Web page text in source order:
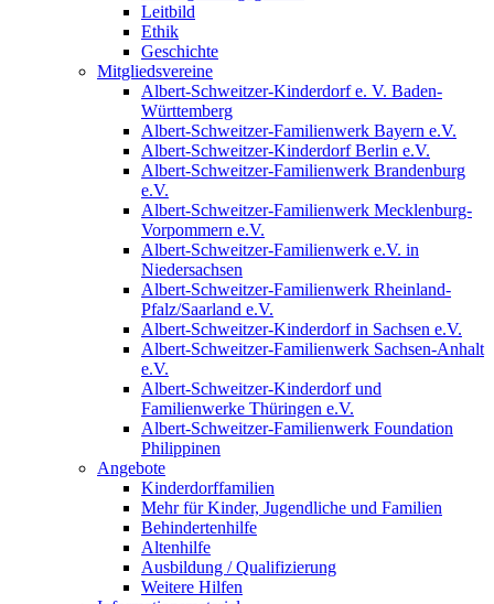
Leitbild
Ethik
Geschichte
Mitgliedsvereine
Albert-Schweitzer-Kinderdorf e. V. Baden-
Württemberg
Albert-Schweitzer-Familienwerk Bayern e.V.
Albert-Schweitzer-Kinderdorf Berlin e.V.
Albert-Schweitzer-Familienwerk Brandenburg
e.V.
Albert-Schweitzer-Familienwerk Mecklenburg-
Vorpommern e.V.
Albert-Schweitzer-Familienwerk e.V. in
Niedersachsen
Albert-Schweitzer-Familienwerk Rheinland-
Pfalz/Saarland e.V.
Albert-Schweitzer-Kinderdorf in Sachsen e.V.
Albert-Schweitzer-Familienwerk Sachsen-Anhalt
e.V.
Albert-Schweitzer-Kinderdorf und
Familienwerke Thüringen e.V.
Albert-Schweitzer-Familienwerk Foundation
Philippinen
Angebote
Kinderdorffamilien
Mehr für Kinder, Jugendliche und Familien
Behindertenhilfe
Altenhilfe
Ausbildung / Qualifizierung
Weitere Hilfen